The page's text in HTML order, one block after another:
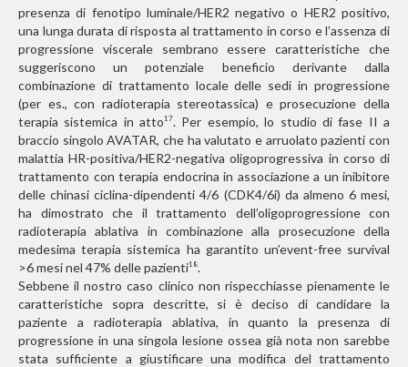
presenza di fenotipo luminale/HER2 negativo o HER2 positivo,
una lunga durata di risposta al trattamento in corso e l’assenza di
progressione viscerale sembrano essere caratteristiche che
suggeriscono un potenziale beneficio derivante dalla
combinazione di trattamento locale delle sedi in progressione
(per es., con radioterapia stereotassica) e prosecuzione della
terapia sistemica in atto17. Per esempio, lo studio di fase II a
braccio singolo AVATAR, che ha valutato e arruolato pazienti con
malattia HR-positiva/HER2-negativa oligoprogressiva in corso di
trattamento con terapia endocrina in associazione a un inibitore
delle chinasi ciclina-dipendenti 4/6 (CDK4/6i) da almeno 6 mesi,
ha dimostrato che il trattamento dell’oligoprogressione con
radioterapia ablativa in combinazione alla prosecuzione della
medesima terapia sistemica ha garantito un’event-free survival
>6 mesi nel 47% delle pazienti18.
Sebbene il nostro caso clinico non rispecchiasse pienamente le
caratteristiche sopra descritte, si è deciso di candidare la
paziente a radioterapia ablativa, in quanto la presenza di
progressione in una singola lesione ossea già nota non sarebbe
stata sufficiente a giustificare una modifica del trattamento